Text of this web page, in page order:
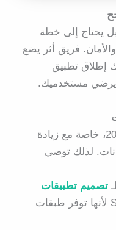
يحتاج إلى خطة
فريق
أثر يضع
إطلاق تطبيق
ويرضي مستخدميك.
الأمان أصبح أولوية قصوى في 2026، خاصة مع زيادة
لذلك توصي
تصميم تطبيقات
مثل Kotlin وSwift لأنها توفر طبقات